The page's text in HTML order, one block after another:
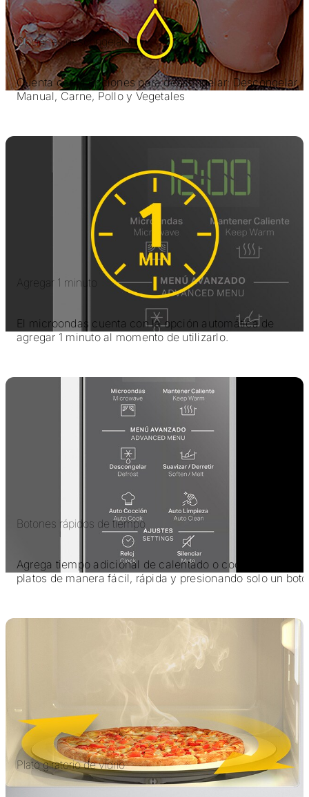
Opciones descongelar
Cuenta con 4 opciones para descongelar: Descongelar
Manual, Carne, Pollo y Vegetales
Agregar 1 minuto
El microondas cuenta con la opción automática de
agregar 1 minuto al momento de utilizarlo.
Botones rápidos de tiempo
Agrega tiempo adicional de calentado o cocinado a tus
platos de manera fácil, rápida y presionando solo un
Plato giratorio de vidrio